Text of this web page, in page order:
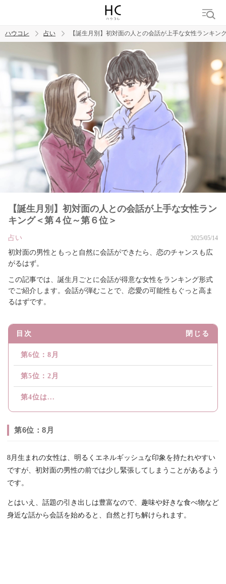
トレンド ワード
ハウコレ 占い 【誕生月別】初対面の人との会話が上手な女性ランキン
【誕生月別】初対面の人との会話が上手な女性ラン
キング＜第４位～第６位＞
占い 2025/05/14
初対面の男性ともっと自然に会話ができたら、恋のチャンスも広
がるはず。
この記事では、誕生月ごとに会話が得意な女性をランキング形式
でご紹介します。会話が弾むことで、恋愛の可能性もぐっと高ま
るはずです。
目次 閉じる
第6位：8月
第5位：2月
第4位は...
第6位：8月
8月生まれの女性は、明るくエネルギッシュな印象を持たれやすい
ですが、初対面の男性の前では少し緊張してしまうことがあるよう
です。
とはいえ、話題の引き出しは豊富なので、趣味や好きな食べ物など
身近な話から会話を始めると、自然と打ち解けられます。